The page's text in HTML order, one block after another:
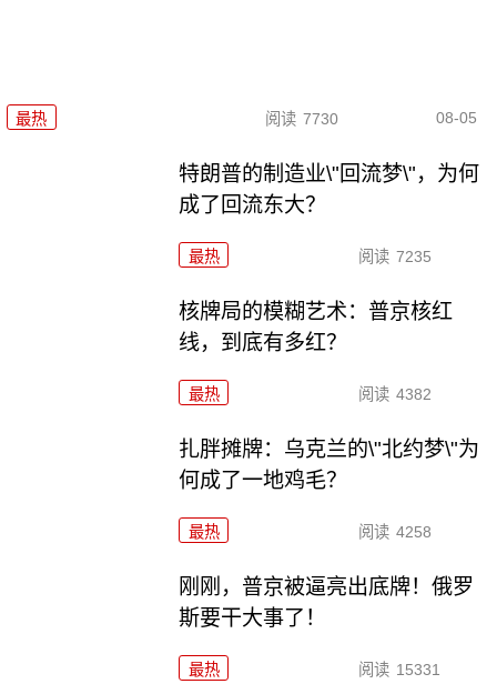
最热 阅读 7730 08-05
特朗普的制造业\"回流梦\"，为何
成了回流东大？
最热 阅读 7235
核牌局的模糊艺术：普京核红
线，到底有多红？
最热 阅读 4382
扎胖摊牌：乌克兰的\"北约梦\"为
何成了一地鸡毛？
最热 阅读 4258
刚刚，普京被逼亮出底牌！俄罗
斯要干大事了！
最热 阅读 15331